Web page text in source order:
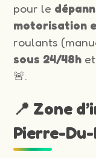
pour le
motorisation
roulants
sous 24/48h
🚨.
📍 Zone
Pierre-